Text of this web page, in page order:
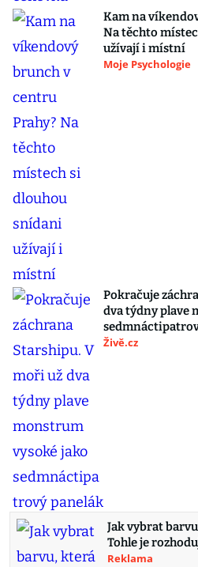
Kam na
Na těchto
užívají i místní
Moje Psychologie
Pokračuje
dva týdny plave
Živě.cz
Jak vybrat
Tohle je
Reklama